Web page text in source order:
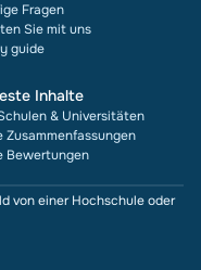
Fragen
Sie mit uns
guide
Inhalte
& Universitäten
Zusammenfassungen
Bewertungen
von einer Hochschule oder